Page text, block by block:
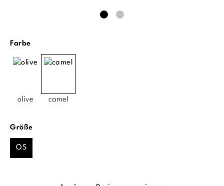
Farbeauswählen
olive camel
Größeauswählen
OS